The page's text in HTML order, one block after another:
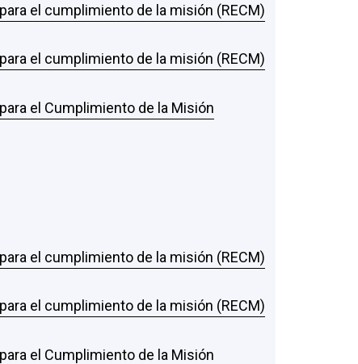
el cumplimiento de la misión (RECM)
el cumplimiento de la misión (RECM)
el Cumplimiento de la Misión
el cumplimiento de la misión (RECM)
el cumplimiento de la misión (RECM)
el Cumplimiento de la Misión